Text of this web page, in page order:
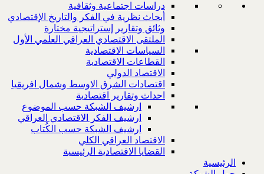
دراسات اجتماعية وثقافية
أبحاث نظرية في الفكر والتاريخ الإقتصادي
وثائق وتقارير إستراتيجية مختارة
الملتقى الاقتصادي العراقي العلمي الأول
السياسات الاقتصادية
القطاعات الاقتصادية
الاقتصاد الدولي
اقتصادات الشرق الاوسط وشمال افريقيا
احداث وتقارير اقتصادية
ارشيف الشبكة حسب الموضوع
ارشيف الفكر الاقتصادي العراقي
ارشيف الشبكة حسب الكُتاب
الاقتصاد العراقي الكلي
القضايا الاقتصادية الرئيسية
الرئيسية